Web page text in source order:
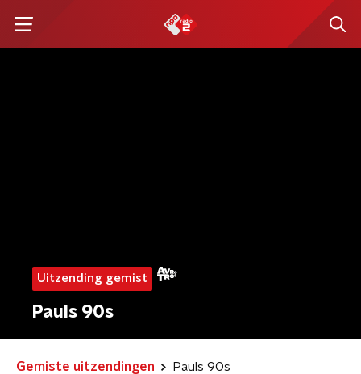
Uitzending gemist
Pauls 90s
Gemiste uitzendingen Pauls 90s